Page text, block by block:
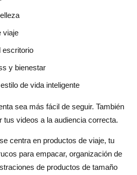
viaje
escritorio
y bienestar
de vida inteligente
sea más fácil de seguir. También
tus videos a la audiencia correcta.
centra en productos de viaje, tu
para empacar, organización de
de productos de tamaño